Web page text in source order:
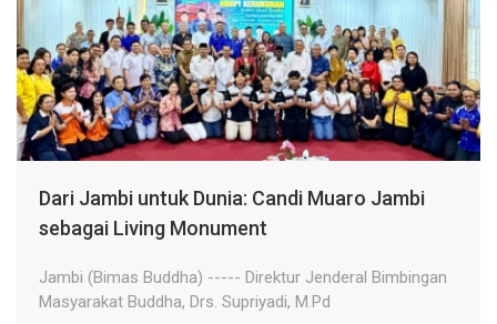
Dari Jambi untuk Dunia: Candi Muaro Jambi
sebagai Living Monument
Jambi (Bimas Buddha) ----- Direktur Jenderal Bimbingan
Masyarakat Buddha, Drs. Supriyadi, M.Pd